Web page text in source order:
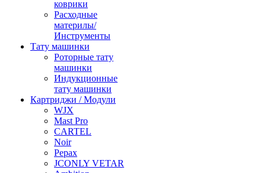
коврики
Расходные
материлы/
Инструменты
Тату машинки
Роторные тату
машинки
Индукционные
тату машинки
Картриджи / Модули
WJX
Mast Pro
CARTEL
Noir
Pepax
JCONLY VETAR